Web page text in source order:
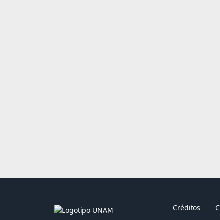
Créditos